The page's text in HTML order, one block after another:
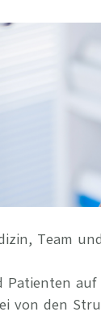
Team
von den